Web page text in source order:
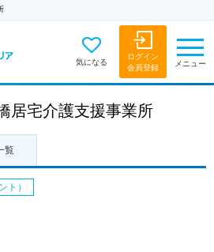
気になる
ログイン
会員登録
メニュー
居宅介護支援事業所
覧
ト）